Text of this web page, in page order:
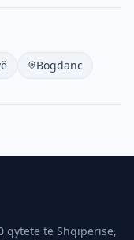
Bogdanc
qytete të Shqipërisë,